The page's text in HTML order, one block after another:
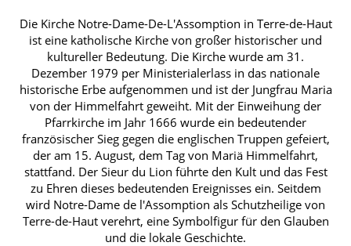
Die Kirche Notre-Dame-De-L'Assomption in Terre-de-Haut
ist eine katholische Kirche von großer historischer und
kultureller Bedeutung. Die Kirche wurde am 31.
Dezember 1979 per Ministerialerlass in das nationale
historische Erbe aufgenommen und ist der Jungfrau Maria
von der Himmelfahrt geweiht. Mit der Einweihung der
Pfarrkirche im Jahr 1666 wurde ein bedeutender
französischer Sieg gegen die englischen Truppen gefeiert,
der am 15. August, dem Tag von Mariä Himmelfahrt,
stattfand. Der Sieur du Lion führte den Kult und das Fest
zu Ehren dieses bedeutenden Ereignisses ein. Seitdem
wird Notre-Dame de l'Assomption als Schutzheilige von
Terre-de-Haut verehrt, eine Symbolfigur für den Glauben
und die lokale Geschichte.